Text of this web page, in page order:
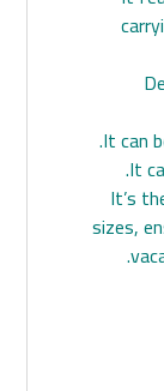
•
• It’s
sizes,